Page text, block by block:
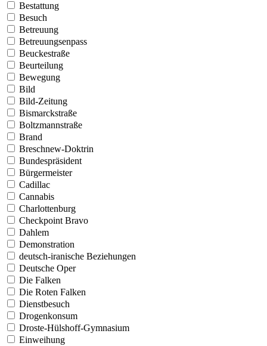
Bestattung
Besuch
Betreuung
Betreuungsenpass
Beuckestraße
Beurteilung
Bewegung
Bild
Bild-Zeitung
Bismarckstraße
Boltzmannstraße
Brand
Breschnew-Doktrin
Bundespräsident
Bürgermeister
Cadillac
Cannabis
Charlottenburg
Checkpoint Bravo
Dahlem
Demonstration
deutsch-iranische Beziehungen
Deutsche Oper
Die Falken
Die Roten Falken
Dienstbesuch
Drogenkonsum
Droste-Hülshoff-Gymnasium
Einweihung